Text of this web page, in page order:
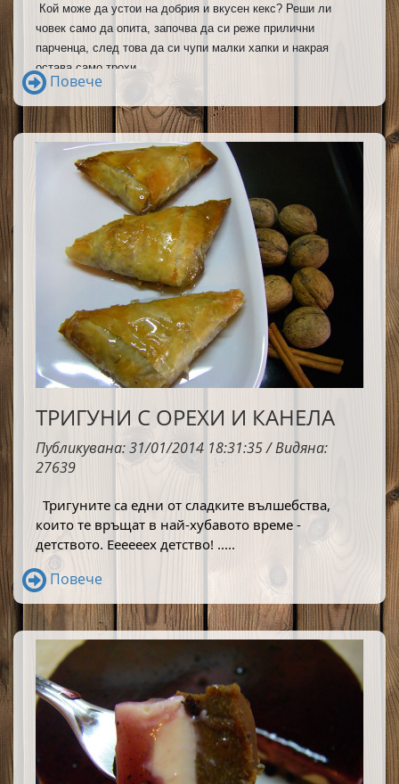
Кой може да устои на добрия и вкусен кекс? Реши ли
човек само да опита, започва да си реже прилични
парченца, след това да си чупи малки хапки и накрая
остава само трохи.
Повече
ТРИГУНИ С ОРЕХИ И КАНЕЛА
Публикувана: 31/01/2014 18:31:35 / Видяна:
27639
Тригуните са едни от сладките вълшебства,
които те връщат в най-хубавото време -
детството. Еееееех детство! .....
Повече